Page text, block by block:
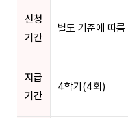
신청
기간
별도 기준에 따름
지급
기간
4학기(4회)